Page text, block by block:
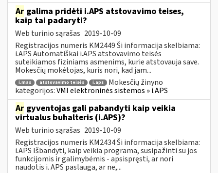
Ar galima pridėti i.APS atstovavimo teises,
kaip tai padaryti?
Web turinio sąrašas 2019-10-09
Registracijos numeris KM2449 Ši informacija skelbiama:
i.APS Automatiškai i.APS atstovavimo teisės
suteikiamos fiziniams asmenims, kurie atstovauja save.
Mokesčių mokėtojas, kuris nori, kad jam...
i.mas atstovavimo teisės i.aps
Mokesčių žinyno
kategorijos:VMI elektroninės sistemos » i.APS
Ar gyventojas gali pabandyti kaip veikia
virtualus buhalteris (i.APS)?
Web turinio sąrašas 2019-10-09
Registracijos numeris KM2434 Ši informacija skelbiama:
i.APS Išbandyti, kaip veikia programa, susipažinti su jos
funkcijomis ir galimybėmis - apsispręsti, ar nori
naudotis i. APS paslauga, ar ne,...